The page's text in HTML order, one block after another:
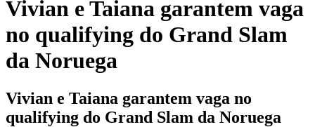
Vivian e Taiana garantem vaga
no qualifying do Grand Slam
da Noruega
Vivian e Taiana garantem vaga no
qualifying do Grand Slam da Noruega